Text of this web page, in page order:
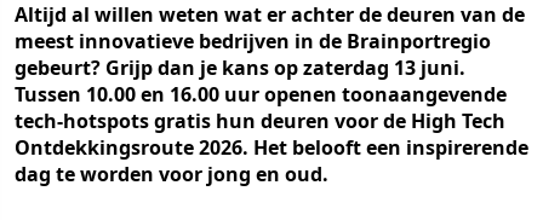
Altijd al willen weten wat er achter de deuren van de
meest innovatieve bedrijven in de Brainportregio
gebeurt? Grijp dan je kans op zaterdag 13 juni.
Tussen 10.00 en 16.00 uur openen toonaangevende
tech-hotspots gratis hun deuren voor de High Tech
Ontdekkingsroute 2026. Het belooft een inspirerende
dag te worden voor jong en oud.